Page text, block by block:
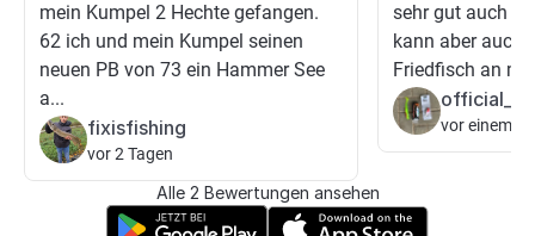
mein Kumpel 2 Hechte gefangen.
62 ich und mein Kumpel seinen
neuen PB von 73 ein Hammer See
a...
fixisfishing
vor 2 Tagen
sehr gut auch
kann aber auch
Friedfisch an
vor einem
Alle 2 Bewertungen ansehen